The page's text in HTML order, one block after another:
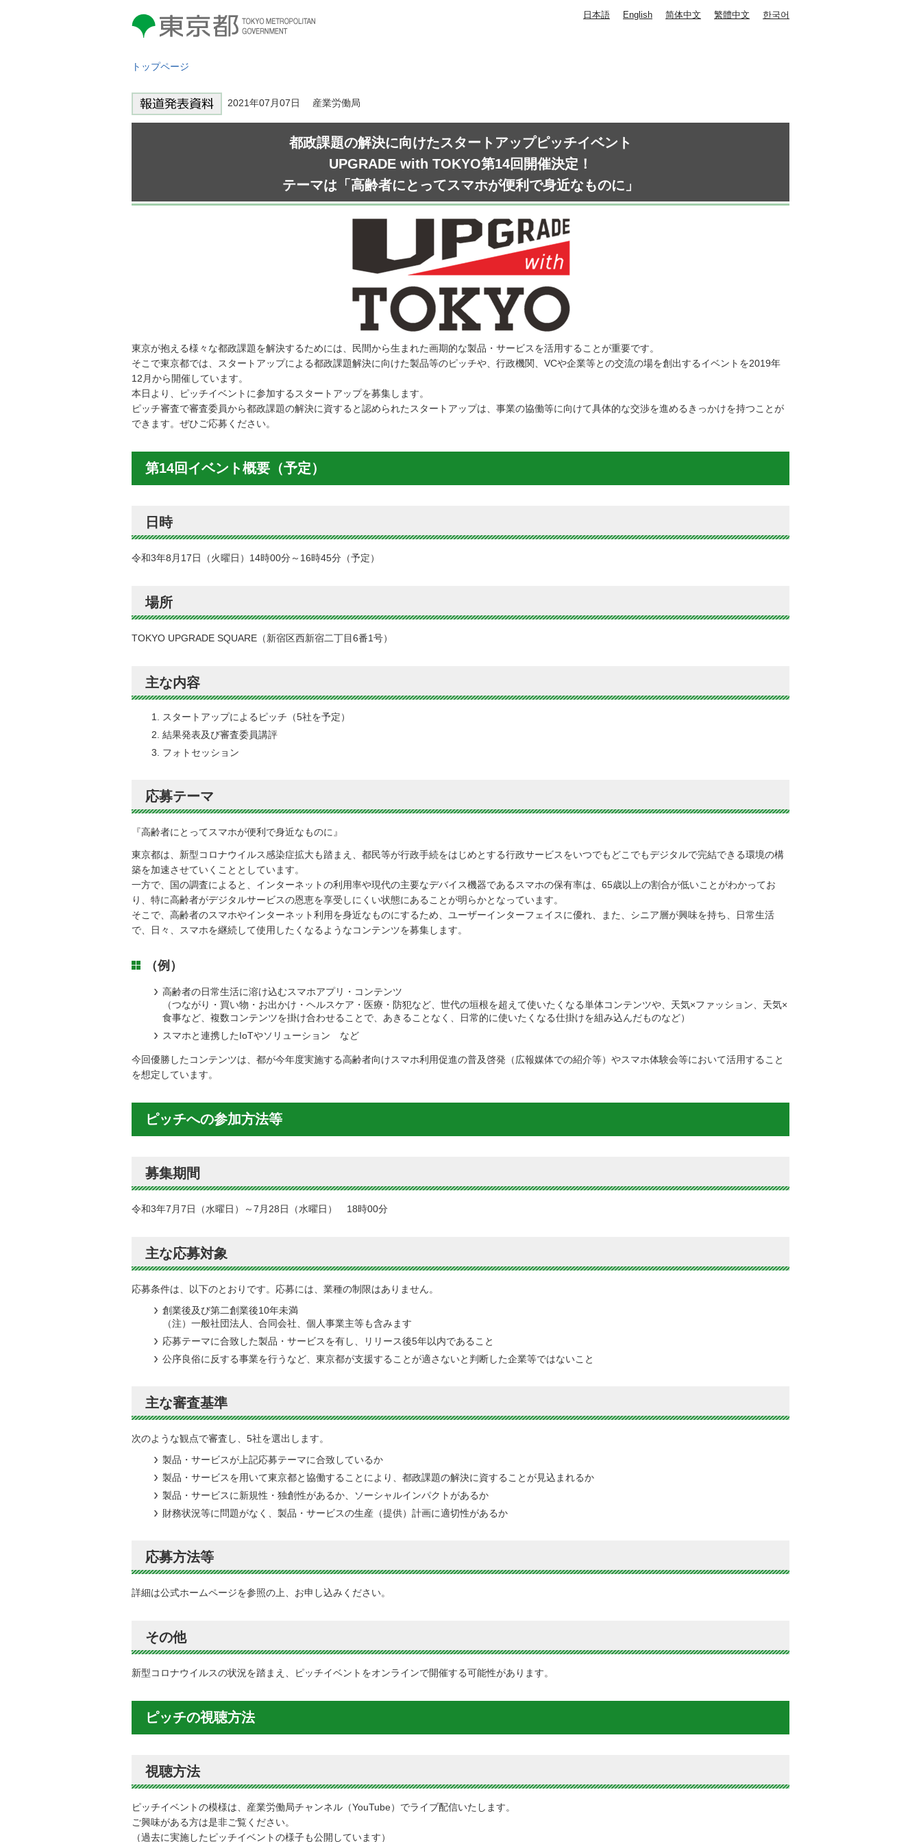
東京都 TOKYO METROPOLITAN
GOVERNMENT
日本語 English 简体中文 繁體中文 한국어
トップページ
2021年07月07日 産業労働局
都政課題の解決に向けたスタートアップピッチイベント
UPGRADE with TOKYO第14回開催決定！
テーマは「高齢者にとってスマホが便利で身近なものに」
東京が抱える様々な都政課題を解決するためには、民間から生まれた画期的な製品・サービスを活用することが重要です。
そこで東京都では、スタートアップによる都政課題解決に向けた製品等のピッチや、行政機関、VCや企業等との交流の場を創出するイベントを2019年
12月から開催しています。
本日より、ピッチイベントに参加するスタートアップを募集します。
ピッチ審査で審査委員から都政課題の解決に資すると認められたスタートアップは、事業の協働等に向けて具体的な交渉を進めるきっかけを持つことが
できます。ぜひご応募ください。
第14回イベント概要（予定）
日時
令和3年8月17日（火曜日）14時00分～16時45分（予定）
場所
TOKYO UPGRADE SQUARE（新宿区西新宿二丁目6番1号）
主な内容
スタートアップによるピッチ（5社を予定）
結果発表及び審査委員講評
フォトセッション
応募テーマ
『高齢者にとってスマホが便利で身近なものに』
東京都は、新型コロナウイルス感染症拡大も踏まえ、都民等が行政手続をはじめとする行政サービスをいつでもどこでもデジタルで完結できる環境の構
築を加速させていくこととしています。
一方で、国の調査によると、インターネットの利用率や現代の主要なデバイス機器であるスマホの保有率は、65歳以上の割合が低いことがわかってお
り、特に高齢者がデジタルサービスの恩恵を享受しにくい状態にあることが明らかとなっています。
そこで、高齢者のスマホやインターネット利用を身近なものにするため、ユーザーインターフェイスに優れ、また、シニア層が興味を持ち、日常生活
で、日々、スマホを継続して使用したくなるようなコンテンツを募集します。
（例）
高齢者の日常生活に溶け込むスマホアプリ・コンテンツ
（つながり・買い物・お出かけ・ヘルスケア・医療・防犯など、世代の垣根を超えて使いたくなる単体コンテンツや、天気×ファッション、天気×
食事など、複数コンテンツを掛け合わせることで、あきることなく、日常的に使いたくなる仕掛けを組み込んだものなど）
スマホと連携したIoTやソリューション など
今回優勝したコンテンツは、都が今年度実施する高齢者向けスマホ利用促進の普及啓発（広報媒体での紹介等）やスマホ体験会等において活用すること
を想定しています。
ピッチへの参加方法等
募集期間
令和3年7月7日（水曜日）～7月28日（水曜日） 18時00分
主な応募対象
応募条件は、以下のとおりです。応募には、業種の制限はありません。
創業後及び第二創業後10年未満
（注）一般社団法人、合同会社、個人事業主等も含みます
応募テーマに合致した製品・サービスを有し、リリース後5年以内であること
公序良俗に反する事業を行うなど、東京都が支援することが適さないと判断した企業等ではないこと
主な審査基準
次のような観点で審査し、5社を選出します。
製品・サービスが上記応募テーマに合致しているか
製品・サービスを用いて東京都と協働することにより、都政課題の解決に資することが見込まれるか
製品・サービスに新規性・独創性があるか、ソーシャルインパクトがあるか
財務状況等に問題がなく、製品・サービスの生産（提供）計画に適切性があるか
応募方法等
詳細は公式ホームページを参照の上、お申し込みください。
その他
新型コロナウイルスの状況を踏まえ、ピッチイベントをオンラインで開催する可能性があります。
ピッチの視聴方法
視聴方法
ピッチイベントの模様は、産業労働局チャンネル（YouTube）でライブ配信いたします。
ご興味がある方は是非ご覧ください。
（過去に実施したピッチイベントの様子も公開しています）